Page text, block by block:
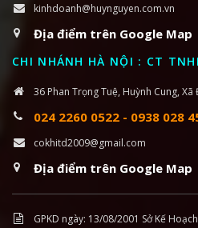
kinhdoanh@huynguyen.com.vn
Địa điểm trên Google Map
CHI NHÁNH HÀ NỘI : CT
36 Phan Trọng Tuệ, Huỳnh Cung, Xã
024 2260 0522 - 0938 028
cokhitd2009@gmail.com
Địa điểm trên Google Map
GPKD ngày: 13/08/2001 Sở Kế